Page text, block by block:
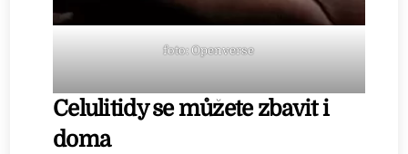
foto: Openverse
Celulitidy se můžete zbavit i
doma